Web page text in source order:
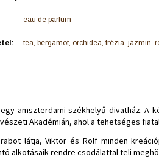
eau de parfum
tea, bergamot, orchidea, frézia, jázmin,
amszterdami székhelyű divatház. A
Akadémián, ahol a tehetséges
látja, Viktor és Rolf minden
alkotásaik rendre csodálattal teli